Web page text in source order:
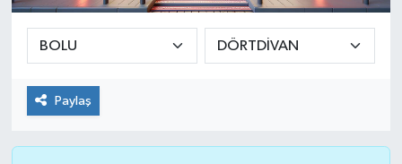
Paylaş